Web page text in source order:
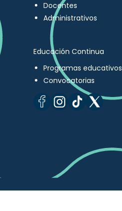
Docentes
Administrativos
Educación Continua
Programas educativos
Convocatorias